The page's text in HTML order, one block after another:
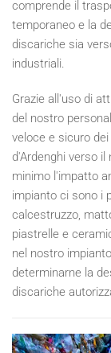
comprende il
temporaneo e la
discariche sia
industriali.
Grazie all'uso di
del nostro
veloce e sicuro
d'Ardenghi verso
minimo l'impatto
impianto ci sono i
calcestruzzo,
piastrelle e
nel nostro
determinarne la
discariche